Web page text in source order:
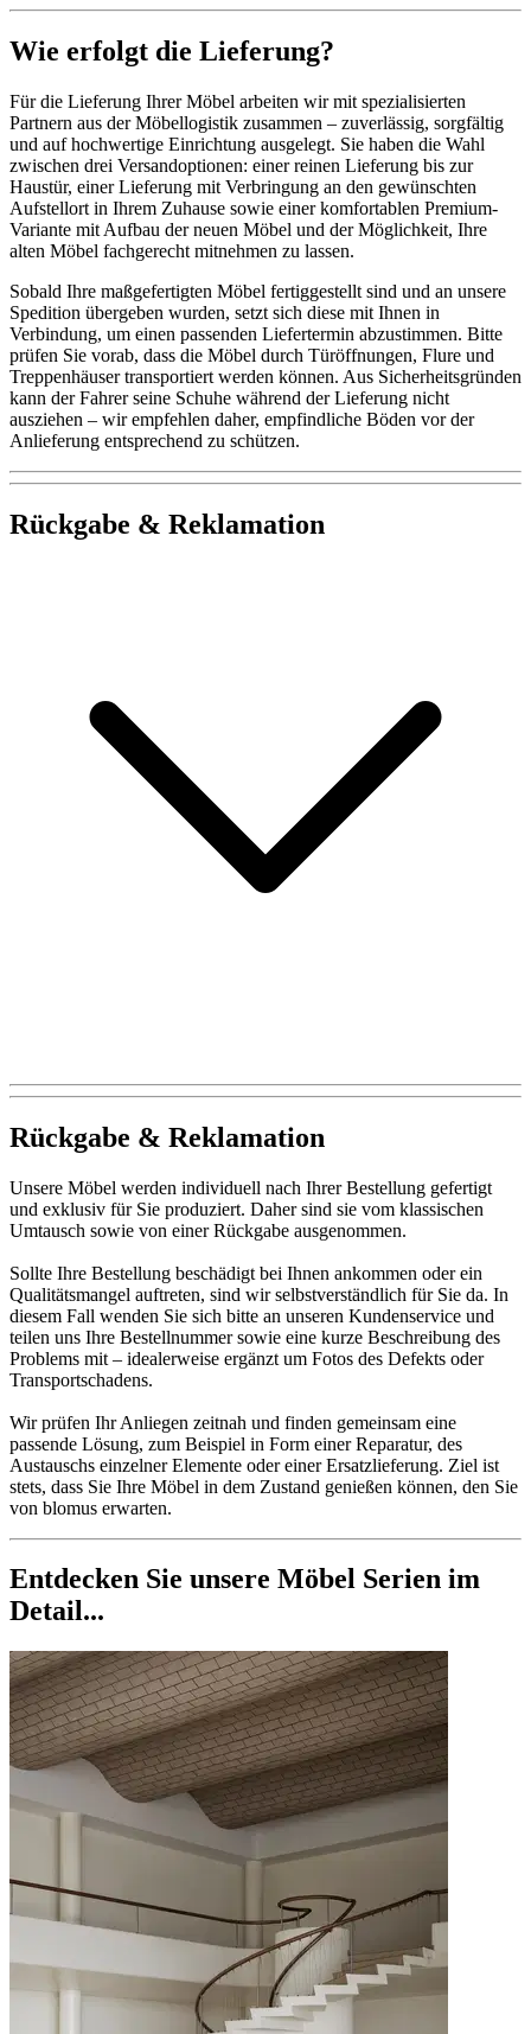
Wie erfolgt die Lieferung?
Für die Lieferung Ihrer Möbel arbeiten wir mit spezialisierten
Partnern aus der Möbellogistik zusammen – zuverlässig, sorgfältig
und auf hochwertige Einrichtung ausgelegt. Sie haben die Wahl
zwischen drei Versandoptionen: einer reinen Lieferung bis zur
Haustür, einer Lieferung mit Verbringung an den gewünschten
Aufstellort in Ihrem Zuhause sowie einer komfortablen Premium-
Variante mit Aufbau der neuen Möbel und der Möglichkeit, Ihre
alten Möbel fachgerecht mitnehmen zu lassen.
Sobald Ihre maßgefertigten Möbel fertiggestellt sind und an unsere
Spedition übergeben wurden, setzt sich diese mit Ihnen in
Verbindung, um einen passenden Liefertermin abzustimmen. Bitte
prüfen Sie vorab, dass die Möbel durch Türöffnungen, Flure und
Treppenhäuser transportiert werden können. Aus Sicherheitsgründen
kann der Fahrer seine Schuhe während der Lieferung nicht
ausziehen – wir empfehlen daher, empfindliche Böden vor der
Anlieferung entsprechend zu schützen.
Rückgabe & Reklamation
Rückgabe & Reklamation
Unsere Möbel werden individuell nach Ihrer Bestellung gefertigt
und exklusiv für Sie produziert. Daher sind sie vom klassischen
Umtausch sowie von einer Rückgabe ausgenommen.
Sollte Ihre Bestellung beschädigt bei Ihnen ankommen oder ein
Qualitätsmangel auftreten, sind wir selbstverständlich für Sie da. In
diesem Fall wenden Sie sich bitte an unseren Kundenservice und
teilen uns Ihre Bestellnummer sowie eine kurze Beschreibung des
Problems mit – idealerweise ergänzt um Fotos des Defekts oder
Transportschadens.
Wir prüfen Ihr Anliegen zeitnah und finden gemeinsam eine
passende Lösung, zum Beispiel in Form einer Reparatur, des
Austauschs einzelner Elemente oder einer Ersatzlieferung. Ziel ist
stets, dass Sie Ihre Möbel in dem Zustand genießen können, den Sie
von blomus erwarten.
Entdecken Sie unsere Möbel Serien im
Detail...